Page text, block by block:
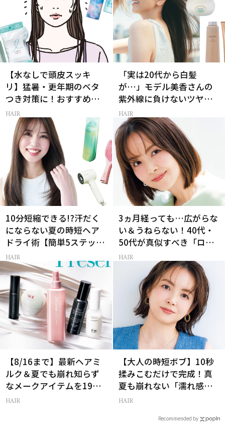
【水なしで頭皮スッキ
リ】猛暑・更年期のベタ
つき対策に！おすすめ最
新ドライシャンプー4選
HAIR
「実は20代から白髪
が…」モデル美香さんの
紫外線に負けないツヤ美
髪ケア
HAIR
10分短縮できる!?汗だく
にならない夏の時短ヘア
ドライ術【簡単5ステッ
プ】
HAIR
3ヵ月経っても…広がらな
い＆うねらない！40代・
50代が真似すべき「ロー
レイヤーボブ」
HAIR
【8/16まで】最新ヘアミ
ルク＆夏でも崩れ知らず
なメークアイテムを19名
様にプレゼント！
HAIR
【大人の時短ボブ】10秒
揉みこむだけで完成！真
夏も崩れない「濡れ感ハ
ンサムヘア」
HAIR
Recommended by